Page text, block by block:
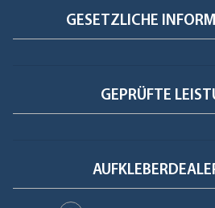
GESETZLICHE
GEPRÜFTE